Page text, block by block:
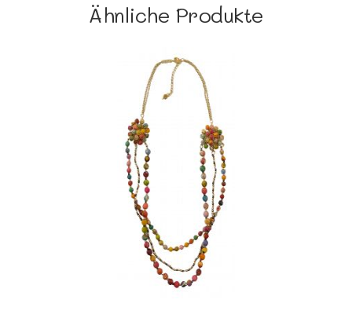
Ähnliche Produkte